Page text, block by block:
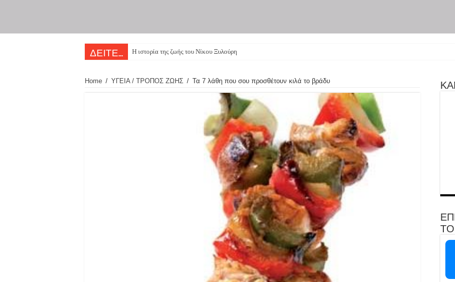
ΔΕΙΤΕ... Η ιστορία της ζωής του Νίκου Ξυλούρη γίνεται θεατρικ
Home / ΥΓΕΙΑ / ΤΡΟΠΟΣ ΖΩΗΣ / Τα 7 λάθη που σου προσθέτουν κιλά το βράδυ
ΤΟ